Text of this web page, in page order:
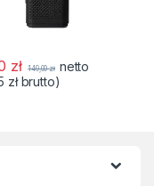
zł 149,00zł netto
złbrutto)